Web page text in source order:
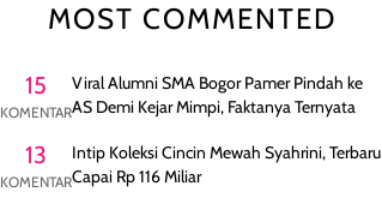
MOST COMMENTED
15
KOMENTAR
Viral Alumni SMA Bogor Pamer Pindah ke
AS Demi Kejar Mimpi, Faktanya Ternyata
13
KOMENTAR
Intip Koleksi Cincin Mewah Syahrini, Terbaru
Capai Rp 116 Miliar